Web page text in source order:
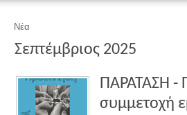
Νέα
Σεπτέμβριος 2025
ΠΑΡΑΤΑΣΗ -
συμμετοχή